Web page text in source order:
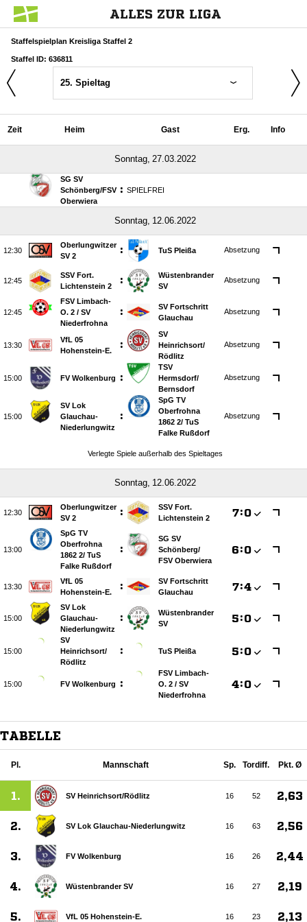
ALLES ZUR LIGA
Staffelspielplan Kreisliga Staffel 2
Staffel ID: 636811
25. Spieltag
Zeit Heim Gast Erg. Info
 
SG SV
Schönberg/​FSV
Oberwiera
: SPIELFREI
 

Oberlungwitzer
SV 2
: TuS Pleißa Absetzung

SSV Fort.
Lichtenstein 2
:
Wüstenbrander
SV
Absetzung

FSV Limbach-
O. 2 /​ SV
Niederfrohna
:
SV Fortschritt
Glauchau
Absetzung

VfL 05
Hohenstein-E.
:
SV
Heinrichsort/​
Rödlitz
Absetzung
 FV Wolkenburg :
TSV
Hermsdorf/​
Bernsdorf
Absetzung

SV Lok
Glauchau-
Niederlungwitz
:
SpG TV
Oberfrohna
1862 2/​ TuS
Falke Rußdorf
Absetzung
Verlegte Spiele außerhalb des Spieltages
 

Oberlungwitzer
SV 2
:
SSV Fort.
Lichtenstein 2
:

SpG TV
Oberfrohna
1862 2/​ TuS
Falke Rußdorf
:
SG SV
Schönberg/​
FSV Oberwiera
:

VfL 05
Hohenstein-E.
:
SV Fortschritt
Glauchau
:

SV Lok
Glauchau-
Niederlungwitz
:
Wüstenbrander
SV
:

SV
Heinrichsort/​
Rödlitz
: TuS Pleißa :
 FV Wolkenburg :
FSV Limbach-
O. 2 /​ SV
Niederfrohna
:
TABELLE
Pl. Mannschaft Sp. Tordiff. Pkt. Ø
1. SV Heinrichsort/​Rödlitz 16 52 2,63
2. SV Lok Glauchau-Niederlungwitz 16 63 2,56
3. FV Wolkenburg 16 26 2,44
4. Wüstenbrander SV 16 27 2,19
5. VfL 05 Hohenstein-E. 16 23 2,13